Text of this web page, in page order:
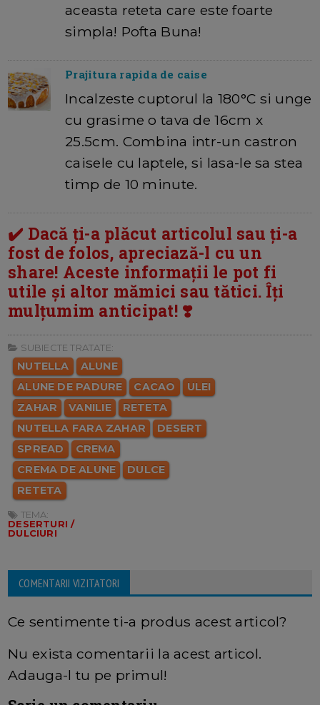
aceasta reteta care este foarte
simpla! Pofta Buna!
Prajitura rapida de caise
Incalzeste cuptorul la 180°C si unge
cu grasime o tava de 16cm x
25.5cm. Combina intr-un castron
caisele cu laptele, si lasa-le sa stea
timp de 10 minute.
✔️ Dacă ți-a plăcut articolul sau ți-a
fost de folos, apreciază-l cu un
share! Aceste informații le pot fi
utile și altor mămici sau tătici. Îți
mulțumim anticipat! ❣️
SUBIECTE TRATATE:
NUTELLA
ALUNE
ALUNE DE PADURE
CACAO
ULEI
ZAHAR
VANILIE
RETETA
NUTELLA FARA ZAHAR
DESERT
SPREAD
CREMA
CREMA DE ALUNE
DULCE
RETETA
TEMA:
DESERTURI /
DULCIURI
COMENTARII VIZITATORI
Ce sentimente ti-a produs acest articol?
Nu exista comentarii la acest articol.
Adauga-l tu pe primul!